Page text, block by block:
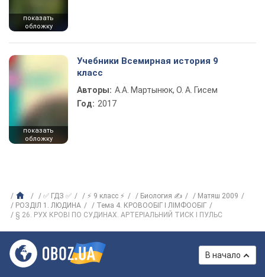
показать
обложку
показать
обложку
Учебники Всемирная история 9
класс
Авторы: А.А. Мартынюк, О. А. Гисем
Год: 2017
✅ ГДЗ ✅ ⚡ 9 класс ⚡ Биология ✍
Матяш 2009
РОЗДІЛ 1. ЛЮДИНА
Тема 4. КРОВООБІГ І ЛІМФООБІГ
§ 26. РУХ КРОВІ ПО СУДИНАХ. АРТЕРІАЛЬНИЙ ТИСК І ПУЛЬС
В начало